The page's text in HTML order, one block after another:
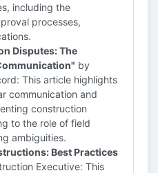
including the
processes,
Disputes: The
by
This article highlights
communication and
construction
to the role of field
ambiguities.
Best Practices
Executive: This